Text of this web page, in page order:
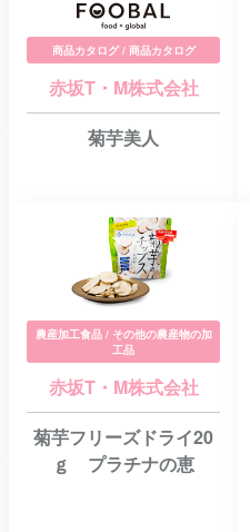
商品カタログ / 商品カタログ
赤坂T・M株式会社
菊芋美人
農産加工食品 / その他の農産物の加
工品
赤坂T・M株式会社
菊芋フリーズドライ20
ｇ プラチナの恵